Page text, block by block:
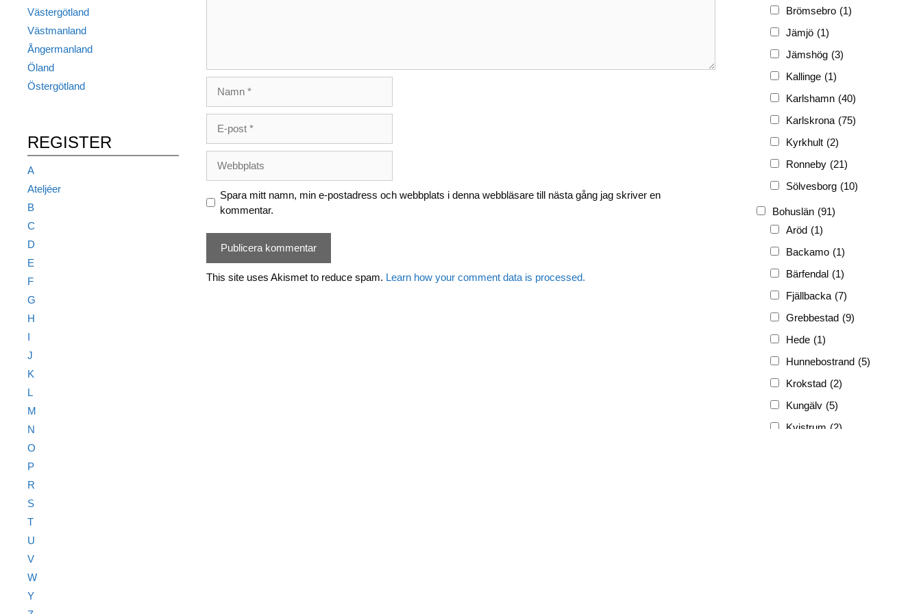
post
Spara mitt namn, min e-postadress och webbplats i denna webbläsare till nästa gång jag skriver en
kommentar.
This site uses Akismet to reduce spam. Learn how your comment data is processed.
Västergötland
Västmanland
Ångermanland
Öland
Östergötland
REGISTER
A
Ateljéer
B
C
D
E
F
G
H
I
J
K
L
M
N
O
P
R
S
T
U
V
W
Y
FRG
(3 189)
PF (3 882)
PIONJÄR (129)
Brömsebro (1)
Jämjö (1)
Jämshög (3)
Kallinge (1)
Karlshamn (40)
Karlskrona (75)
Kyrkhult (2)
Ronneby (21)
Sölvesborg (10)
Bohuslän (91)
Aröd (1)
Backamo (1)
Bärfendal (1)
Fjällbacka (7)
Grebbestad (9)
Hede (1)
Hunnebostrand (5)
Krokstad (2)
Kungälv (5)
Kvistrum (2)